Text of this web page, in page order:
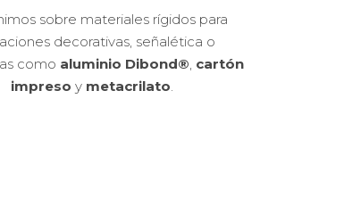
sobre materiales rígidos para
decorativas, señalética o
como aluminio Dibond® cartón
impreso y metacrilato